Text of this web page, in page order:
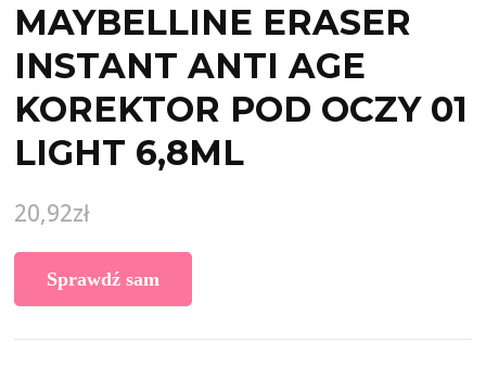
MAYBELLINE ERASER
INSTANT ANTI AGE
KOREKTOR POD OCZY 01
LIGHT 6,8ML
20,92zł
Sprawdź sam